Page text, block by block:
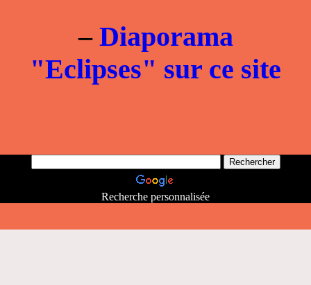
– Diaporama
"Eclipses" sur ce site
Recherche personnalisée